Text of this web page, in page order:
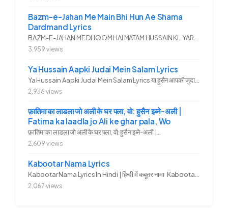
Bazm-e-Jahan Me Main Bhi Hun Ae Shama
Dardmand Lyrics
3,959 views
Ya Hussain Aapki Judai Mein Salam Lyrics
2,936 views
फ़ातिमा का लाडला जो अली के घर पला, वो: हुसैन इब्ने-अली |
Fatima ka laadla jo Ali ke ghar pala, Wo
फ़ातिमा का लाडला जो अली के घर पला, वो: हुसैन इब्ने-अली |...
2,609 views
Kabootar Nama Lyrics
2,067 views